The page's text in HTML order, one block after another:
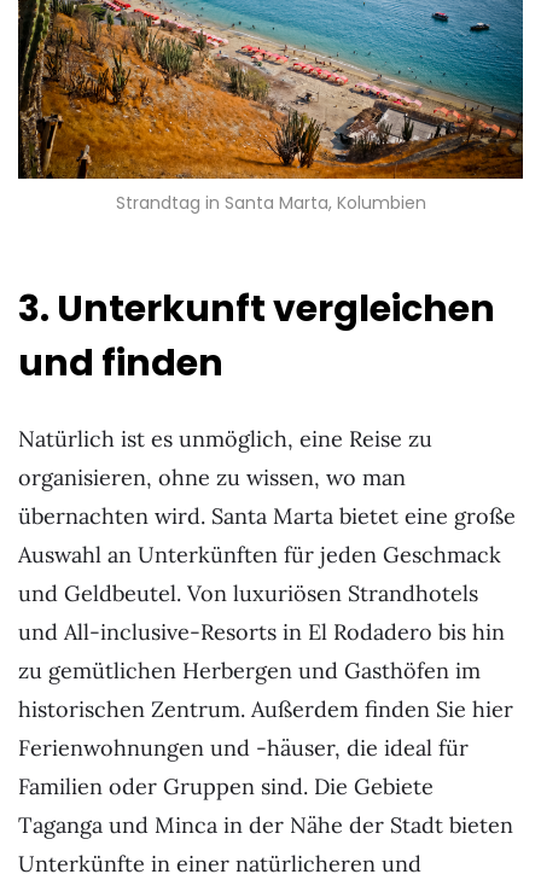
Strandtag in Santa Marta, Kolumbien
3. Unterkunft vergleichen
und finden
Natürlich ist es unmöglich, eine Reise zu
organisieren, ohne zu wissen, wo man
übernachten wird. Santa Marta bietet eine große
Auswahl an Unterkünften für jeden Geschmack
und Geldbeutel. Von luxuriösen Strandhotels
und All-inclusive-Resorts in El Rodadero bis hin
zu gemütlichen Herbergen und Gasthöfen im
historischen Zentrum. Außerdem finden Sie hier
Ferienwohnungen und -häuser, die ideal für
Familien oder Gruppen sind. Die Gebiete
Taganga und Minca in der Nähe der Stadt bieten
Unterkünfte in einer natürlicheren und